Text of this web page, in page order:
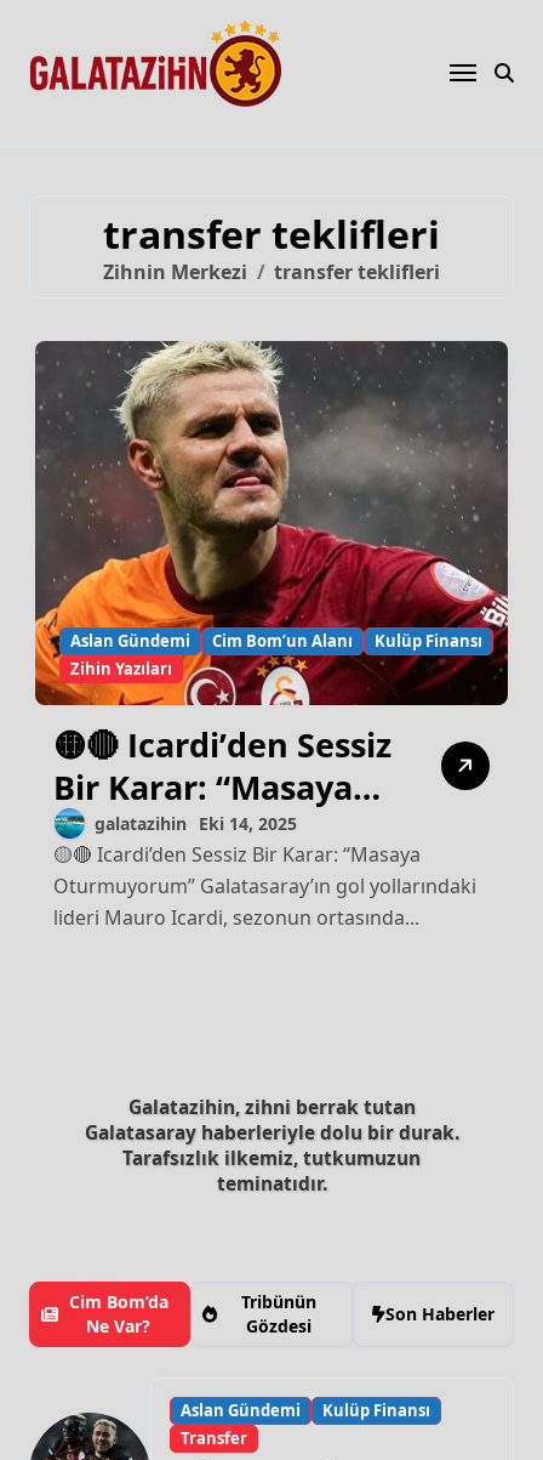
transfer teklifleri
Zihnin Merkezi transfer teklifleri
Aslan Gündemi Cim Bom’un Alanı
Kulüp Finansı
Zihin Yazıları
🟡🔴 Icardi’den Sessiz
Bir Karar: “Masaya
Oturmuyorum”
galatazihin Eki 14, 2025
🟡🔴 Icardi’den Sessiz Bir Karar: “Masaya
Oturmuyorum” Galatasaray’ın gol yollarındaki
lideri Mauro Icardi, sezonun ortasında...
Galatazihin, zihni berrak tutan
Galatasaray haberleriyle dolu bir durak.
Tarafsızlık ilkemiz, tutkumuzun
teminatıdır.
Cim Bom’da
Ne Var?
Tribünün
Gözdesi
Son Haberler
Aslan Gündemi
Kulüp Finansı
Transfer